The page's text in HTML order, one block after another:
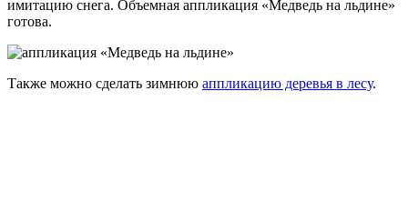
имитацию снега. Объемная аппликация «Медведь на льдине»
готова.
Также можно сделать зимнюю аппликацию деревья в лесу.